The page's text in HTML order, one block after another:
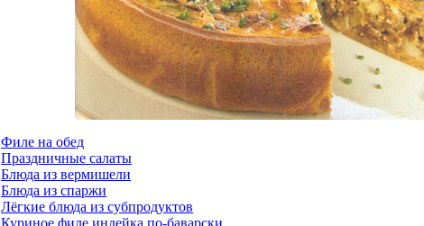
Филе на обед
Праздничные салаты
Блюда из вермишели
Блюда из спаржи
Лёгкие блюда из субпродуктов